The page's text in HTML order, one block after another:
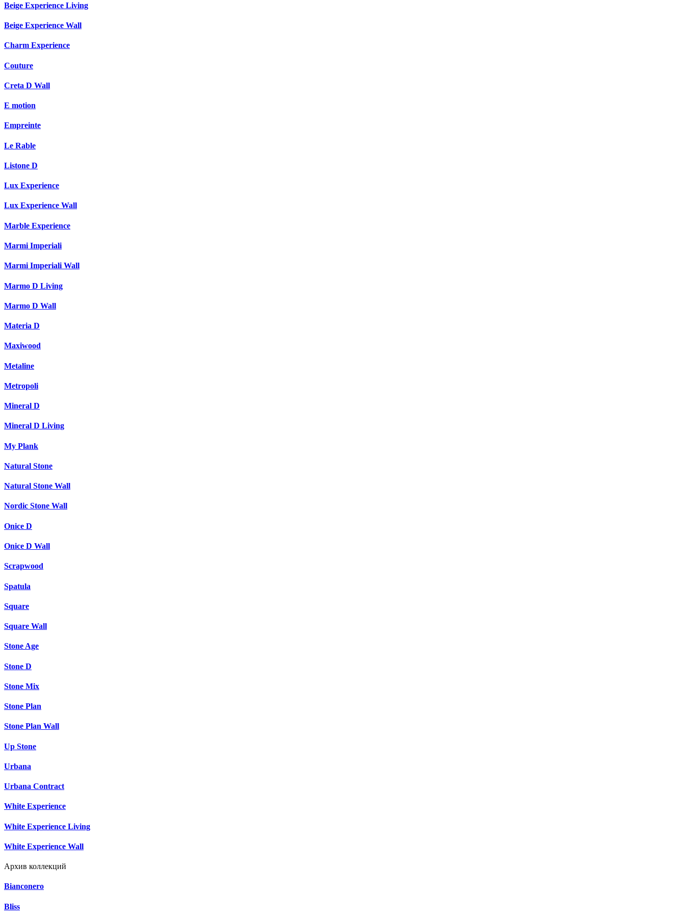
Beige Experience Living
Beige Experience Wall
Charm Experience
Couture
Creta D Wall
E motion
Empreinte
Le Rable
Listone D
Lux Experience
Lux Experience Wall
Marble Experience
Marmi Imperiali
Marmi Imperiali Wall
Marmo D Living
Marmo D Wall
Materia D
Maxiwood
Metaline
Metropoli
Mineral D
Mineral D Living
My Plank
Natural Stone
Natural Stone Wall
Nordic Stone Wall
Onice D
Onice D Wall
Scrapwood
Spatula
Square
Square Wall
Stone Age
Stone D
Stone Mix
Stone Plan
Stone Plan Wall
Up Stone
Urbana
Urbana Contract
White Experience
White Experience Living
White Experience Wall
Архив коллекций
Bianconero
Bliss